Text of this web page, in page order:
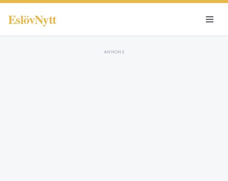
EslövNytt
ANNONS